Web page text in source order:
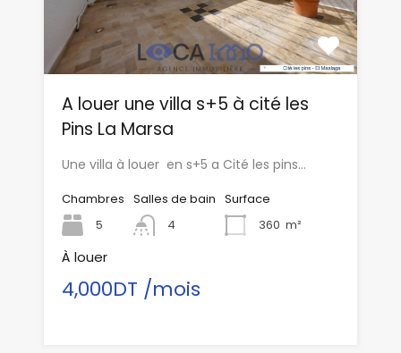
A louer une villa s+5 à cité les
Pins La Marsa
Une villa à louer en s+5 a Cité les pins…
Chambres
5
Salles de bain
4
Surface
360 m²
À louer
4,000DT /mois